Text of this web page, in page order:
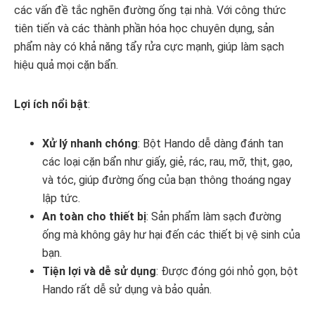
các vấn đề tắc nghẽn đường ống tại nhà. Với công thức
tiên tiến và các thành phần hóa học chuyên dụng, sản
phẩm này có khả năng tẩy rửa cực mạnh, giúp làm sạch
hiệu quả mọi cặn bẩn.
Lợi ích nổi bật:
Xử lý nhanh chóng: Bột Hando dễ dàng đánh tan
các loại cặn bẩn như giấy, giẻ, rác, rau, mỡ, thịt, gạo,
và tóc, giúp đường ống của bạn thông thoáng ngay
lập tức.
An toàn cho thiết bị: Sản phẩm làm sạch đường
ống mà không gây hư hại đến các thiết bị vệ sinh của
bạn.
Tiện lợi và dễ sử dụng: Được đóng gói nhỏ gọn, bột
Hando rất dễ sử dụng và bảo quản.